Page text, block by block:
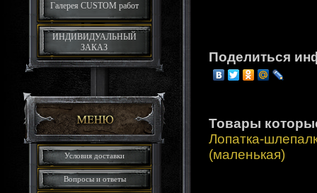
Галерея CUSTOM работ
ИНДИВИДУАЛЬНЫЙ
ЗАКАЗ
Условия доставки
Вопросы и ответы
Поделиться
Товары
Лопатка-
(маленькая)